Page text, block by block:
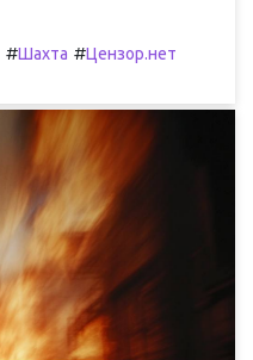
#Шахта #Цензор.нет